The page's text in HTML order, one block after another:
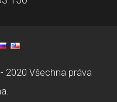
2020 Všechna práva